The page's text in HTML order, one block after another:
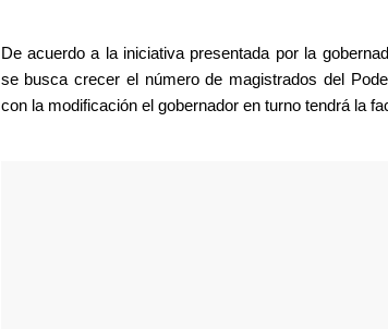
De acuerdo a la iniciativa presentada por la
se busca crecer el número de magistrados del
con la modificación el gobernador en turno tendrá la